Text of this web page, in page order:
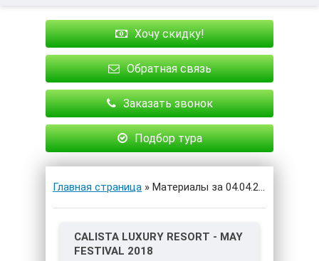
Хочу скидку!
Обратная связь
Заказать звонок
Подбор тура
Главная страница » Материалы за 04.04.2018
CALISTA LUXURY RESORT - MAY
FESTIVAL 2018